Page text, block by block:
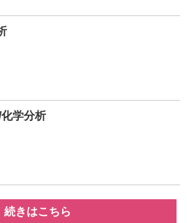
学分析
続きはこちら